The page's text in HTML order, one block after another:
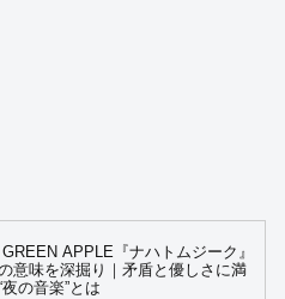
APPLE『ナハトムジーク』
意味を深掘り｜矛盾と優しさに満
夜の音楽”とは